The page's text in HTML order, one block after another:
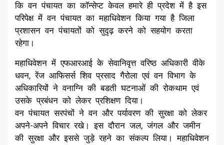
कि वन पंचायत का कॉन्सेप्ट केवल हमारे ही प्रदेश में है इस
परिपेक्ष में वन पंचायत का महाधिवेशन किया गया है जिला
प्रशासन वन पंचायतों को सुदृढ़ करने को सहयोग करता
रहेगा।
महाधिवेशन में एफआरआई के सेवानिवृत्त वरिष्ठ अधिकारी वीके
धवन, रेंज आफिसर्स शिव प्रसाद गैरोला एवं वन विभाग के
अधिकारियों ने वनाग्नि की बडती घटनाओं की रोकथाम एवं
उसके प्रबंधन को लेकर प्रशिक्षण दिया।
वन पंचायत सरपंचों ने वन और पर्यावरण की सुरक्षा को लेकर
अपने-अपने विचार रखे। इस दौरान जल, जंगल और जमीन
की सुरक्षा और इससे जुड़े रहने का संकल्प लिया। महाधिवेशन